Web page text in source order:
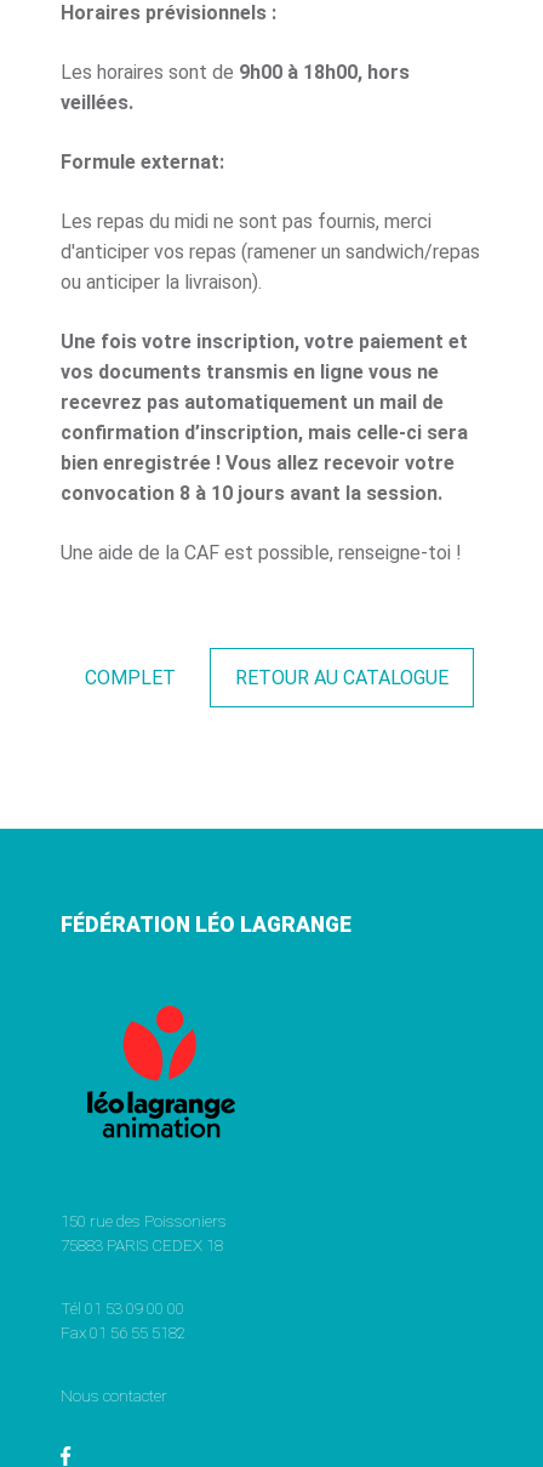
Horaires prévisionnels :
Les horaires sont de 9h00 à 18h00, hors
veillées.
Formule externat:
Les repas du midi ne sont pas fournis, merci
d'anticiper vos repas (ramener un sandwich/repas
ou anticiper la livraison).
Une fois votre inscription, votre paiement et
vos documents transmis en ligne vous ne
recevrez pas automatiquement un mail de
confirmation d’inscription, mais celle-ci sera
bien enregistrée ! Vous allez recevoir votre
convocation 8 à 10 jours avant la session.
Une aide de la CAF est possible, renseigne-toi !
COMPLET RETOUR AU CATALOGUE
FÉDÉRATION LÉO LAGRANGE
150 rue des Poissoniers
75883 PARIS CEDEX 18
Tél 01 53 09 00 00
Fax 01 56 55 5182
Nous contacter